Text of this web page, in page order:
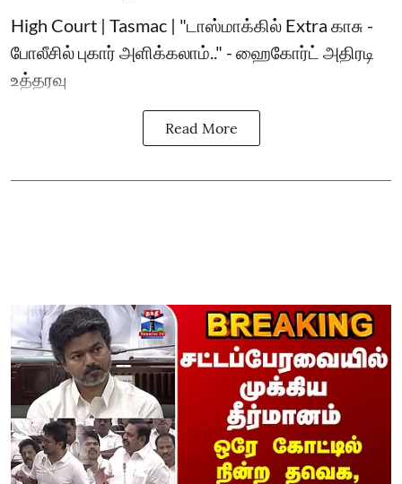
High Court | Tasmac | "டாஸ்மாக்கில் Extra காசு -
போலீசில் புகார் அளிக்கலாம்.." - ஹைகோர்ட் அதிரடி
உத்தரவு
Read More